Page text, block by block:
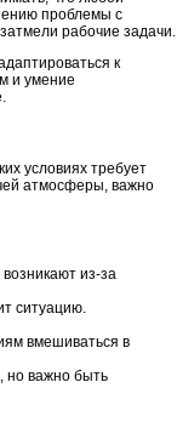
проблемы с
рабочие задачи.
к
и умение
условиях требует
атмосферы, важно
из-за
ситуацию.
вмешиваться в
но важно быть